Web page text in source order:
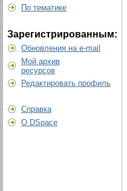
По тематике
Зарегистрированным:
Обновления на e-mail
Мой архив
ресурсов
Редактировать профиль
Справка
О DSpace